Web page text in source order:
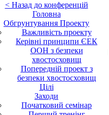
< Назад до конференцій
Головна
Обгрунтування Проекту
Важливість проекту
Керівні принципи ЄЕК
ООН з безпеки
хвостосховищ
Попередній проект з
безпеки хвостосховищ
Цілі
Заходи
Початковий семінар